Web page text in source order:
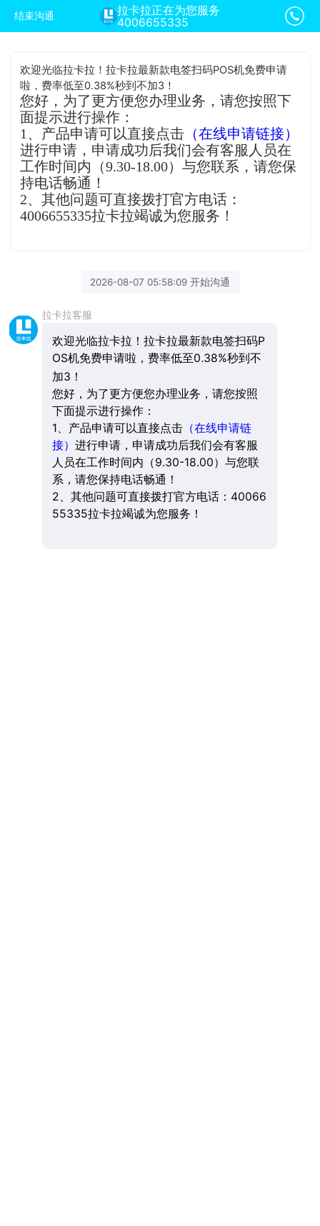
结束沟通
拉卡拉正在为您服务
4006655335
欢迎光临拉卡拉！拉卡拉最新款电签扫码POS机免费申请
啦，费率低至0.38%秒到不加3！
您好，为了更方便您办理业务，请您按照下
面提示进行操作：
1、产品申请可以直接点击 （在线申请链接）
进行申请，申请成功后我们会有客服人员在
工作时间内（9.30-18.00）与您联系，请您保
持电话畅通！
2、其他问题可直接拨打官方电话：
4006655335拉卡拉竭诚为您服务！
2026-08-07 05:58:09 开始沟通
拉卡拉客服
欢迎光临拉卡拉！拉卡拉最新款电签扫码P
OS机免费申请啦，费率低至0.38%秒到不
加3！
您好，为了更方便您办理业务，请您按照
下面提示进行操作：
1、产品申请可以直接点击（在线申请链
接） 进行申请，申请成功后我们会有客服
人员在工作时间内（9.30-18.00）与您联
系，请您保持电话畅通！
2、其他问题可直接拨打官方电话：40066
55335拉卡拉竭诚为您服务！